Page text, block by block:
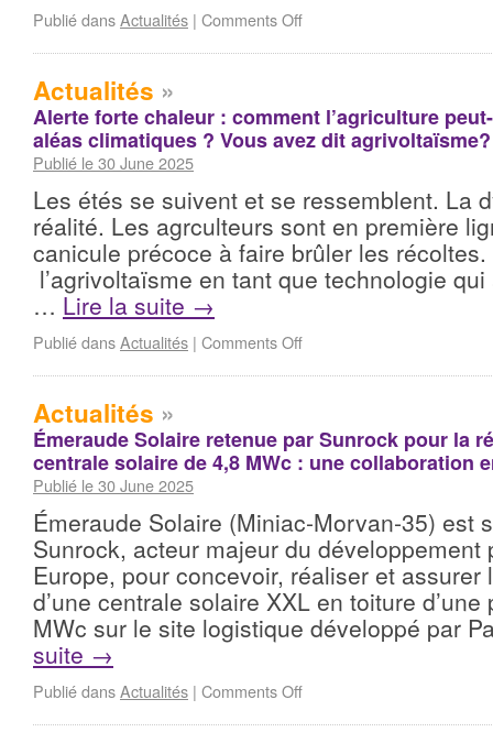
Publié dansActualités | Comments Off
Actualités »
Alerte forte chaleur : comment l’agriculture
aléas climatiques ? Vous avez dit agrivoltaïsme?
Publié le 30 June 2025
Les étés se suivent et se ressemblent. La
réalité. Les agrculteurs sont en première
canicule précoce à faire brûler les
l’agrivoltaïsme en tant que technologie
… Lire la suite →
Publié dansActualités | Comments Off
Actualités »
Émeraude Solaire retenue par Sunrock pour la
centrale solaire de 4,8 MWc : une collaboration
Publié le 30 June 2025
Émeraude Solaire (Miniac-Morvan-35) est
Sunrock, acteur majeur du développement
Europe, pour concevoir, réaliser et assurer
d’une centrale solaire XXL en toiture
MWc sur le site logistique développé par
suite →
Publié dansActualités | Comments Off